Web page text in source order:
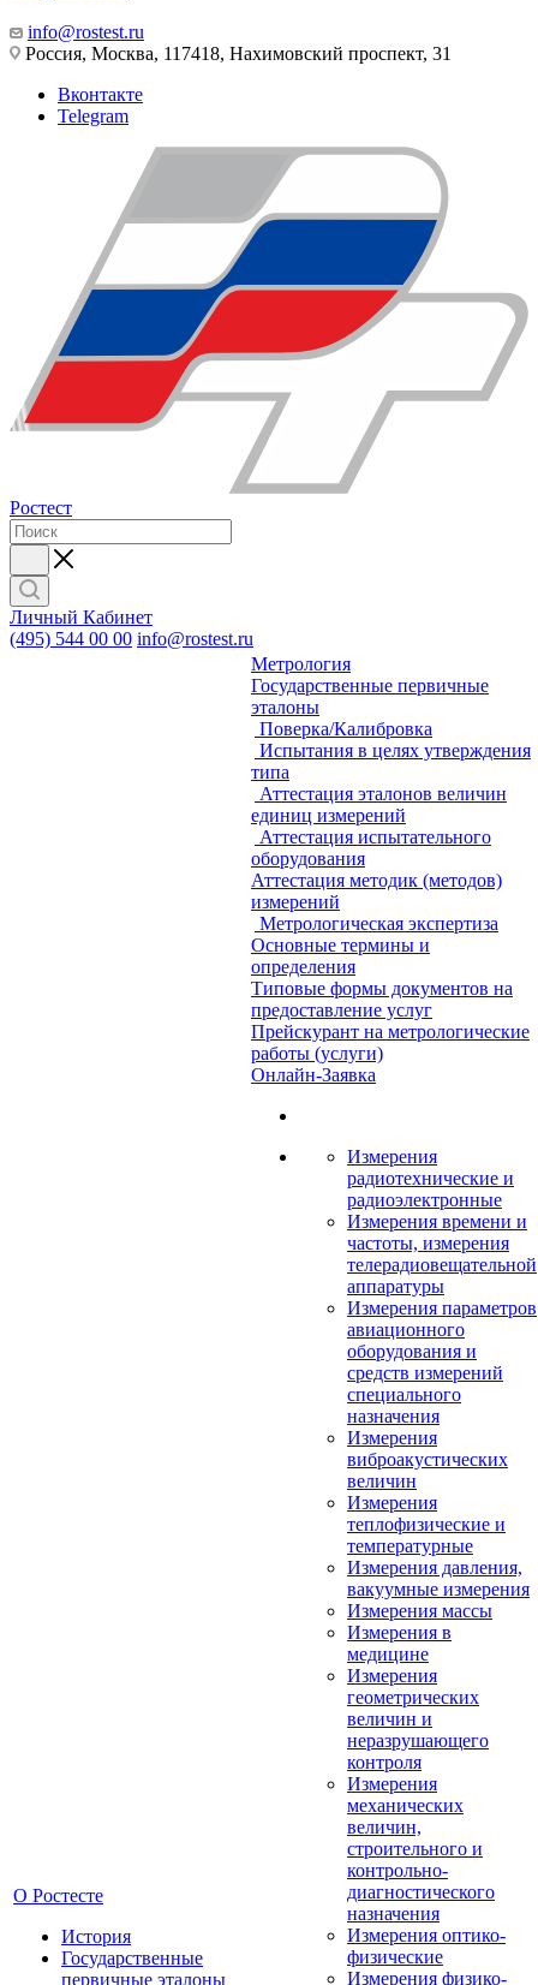
info@rostest.ru
Россия, Москва, 117418, Нахимовский проспект, 31
Вконтакте
Telegram
Ростест
Личный Кабинет
(495) 544 00 00 info@rostest.ru
О Ростесте
История
Государственные
первичные эталоны
Метрология
Государственные первичные
эталоны
Поверка/Калибровка
Испытания в целях утверждения
типа
Аттестация эталонов величин
единиц измерений
Аттестация испытательного
оборудования
Аттестация методик (методов)
измерений
Метрологическая экспертиза
Основные термины и
определения
Типовые формы документов на
предоставление услуг
Прейскурант на метрологические
работы (услуги)
Онлайн-Заявка
Измерения
радиотехнические и
радиоэлектронные
Измерения времени и
частоты, измерения
телерадиовещательной
аппаратуры
Измерения параметров
авиационного
оборудования и
средств измерений
специального
назначения
Измерения
виброакустических
величин
Измерения
теплофизические и
температурные
Измерения давления,
вакуумные измерения
Измерения массы
Измерения в
медицине
Измерения
геометрических
величин и
неразрушающего
контроля
Измерения
механических
величин,
строительного и
контрольно-
диагностического
назначения
Измерения оптико-
физические
Измерения физико-